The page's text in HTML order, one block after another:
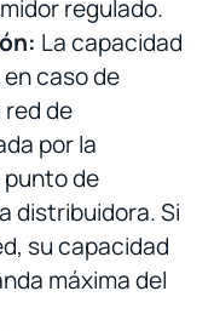
regulado.
La capacidad
caso de
de
por la
punto de
distribuidora. Si
su capacidad
máxima del